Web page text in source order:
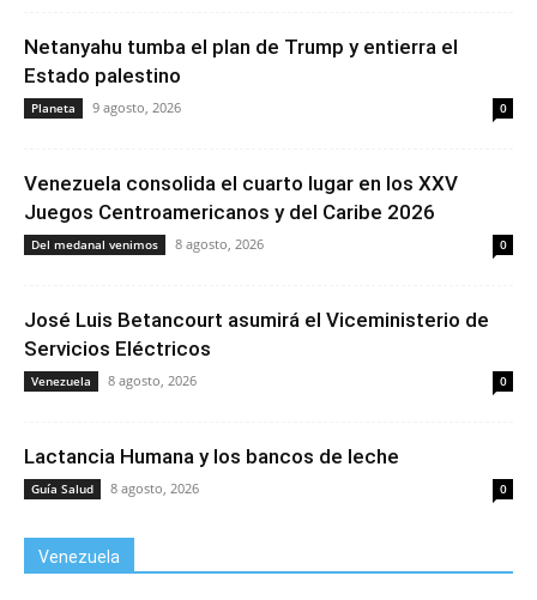
Netanyahu tumba el plan de Trump y entierra el
Estado palestino
Planeta 9 agosto, 2026 0
Venezuela consolida el cuarto lugar en los XXV
Juegos Centroamericanos y del Caribe 2026
Del medanal venimos 8 agosto, 2026 0
José Luis Betancourt asumirá el Viceministerio de
Servicios Eléctricos
Venezuela 8 agosto, 2026 0
Lactancia Humana y los bancos de leche
Guía Salud 8 agosto, 2026 0
Venezuela